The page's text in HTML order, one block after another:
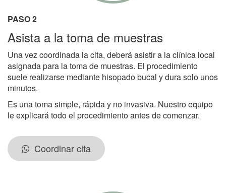
PASO 2
Asista a la toma de muestras
Una vez coordinada la cita, deberá asistir a la clínica local
asignada para la toma de muestras. El procedimiento
suele realizarse mediante hisopado bucal y dura solo unos
minutos.
Es una toma simple, rápida y no invasiva. Nuestro equipo
le explicará todo el procedimiento antes de comenzar.
Coordinar cita